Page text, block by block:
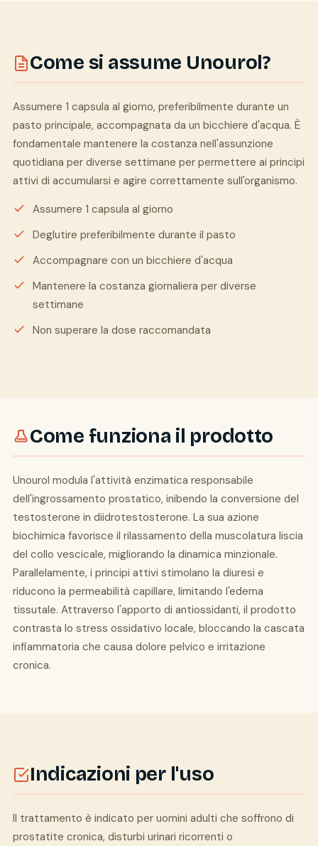
Come si assume Unourol?
Assumere 1 capsula al giorno, preferibilmente durante un
pasto principale, accompagnata da un bicchiere d'acqua. È
fondamentale mantenere la costanza nell'assunzione
quotidiana per diverse settimane per permettere ai principi
attivi di accumularsi e agire correttamente sull'organismo.
Assumere 1 capsula al giorno
Deglutire preferibilmente durante il pasto
Accompagnare con un bicchiere d'acqua
Mantenere la costanza giornaliera per diverse
settimane
Non superare la dose raccomandata
Come funziona il prodotto
Unourol modula l'attività enzimatica responsabile
dell'ingrossamento prostatico, inibendo la conversione del
testosterone in diidrotestosterone. La sua azione
biochimica favorisce il rilassamento della muscolatura liscia
del collo vescicale, migliorando la dinamica minzionale.
Parallelamente, i principi attivi stimolano la diuresi e
riducono la permeabilità capillare, limitando l'edema
tissutale. Attraverso l'apporto di antiossidanti, il prodotto
contrasta lo stress ossidativo locale, bloccando la cascata
infiammatoria che causa dolore pelvico e irritazione
cronica.
Indicazioni per l'uso
Il trattamento è indicato per uomini adulti che soffrono di
prostatite cronica, disturbi urinari ricorrenti o